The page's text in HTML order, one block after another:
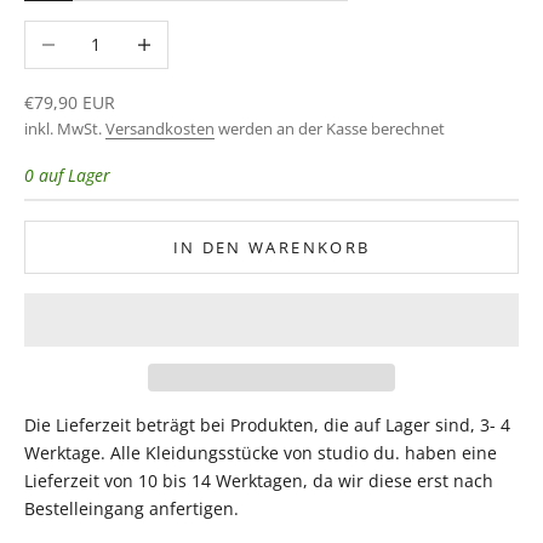
Anzahl verringernAnzahl erhöhen
Angebot
€79,90 EUR
inkl. MwSt.Versandkosten werden an der Kasse berechnet
0 auf Lager
IN DEN WARENKORB
Die Lieferzeit beträgt bei Produkten, die auf Lager sind, 3- 4
Werktage. Alle Kleidungsstücke von studio du. haben eine
Lieferzeit von 10 bis 14 Werktagen, da wir diese erst nach
Bestelleingang anfertigen.